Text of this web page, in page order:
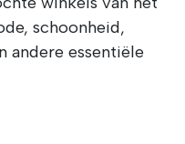
schoonheid,
andere essentiële